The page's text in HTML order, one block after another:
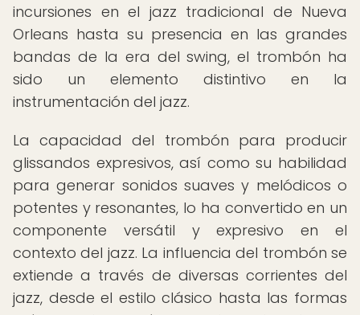
incursiones en el jazz tradicional de Nueva
Orleans hasta su presencia en las grandes
bandas de la era del swing, el trombón ha
sido un elemento distintivo en la
instrumentación del jazz.
La capacidad del trombón para producir
glissandos expresivos, así como su habilidad
para generar sonidos suaves y melódicos o
potentes y resonantes, lo ha convertido en un
componente versátil y expresivo en el
contexto del jazz. La influencia del trombón se
extiende a través de diversas corrientes del
jazz, desde el estilo clásico hasta las formas